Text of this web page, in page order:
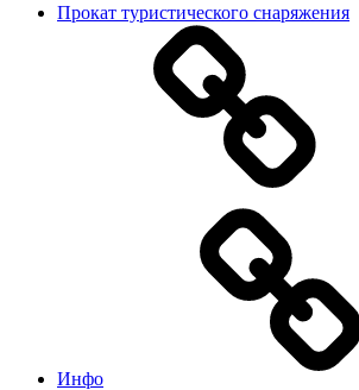
Прокат туристического снаряжения
Инфо